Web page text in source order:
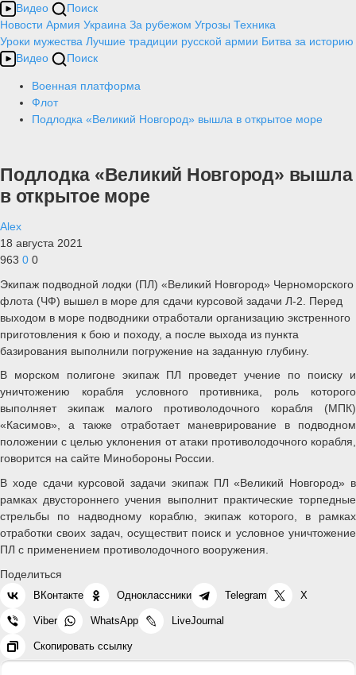
Видео
Поиск
Новости Армия Украина За рубежом Угрозы Техника
Уроки мужества Лучшие традиции русской армии Битва за историю
Видео
Поиск
Военная платформа
Флот
Подлодка «Великий Новгород» вышла в открытое море
Подлодка «Великий Новгород» вышла
в открытое море
Alex
18 августа 2021
963 0 0
Экипаж подводной лодки (ПЛ) «Великий Новгород» Черноморского
флота (ЧФ) вышел в море для сдачи курсовой задачи Л-2. Перед
выходом в море подводники отработали организацию экстренного
приготовления к бою и походу, а после выхода из пункта
базирования выполнили погружение на заданную глубину.
В морском полигоне экипаж ПЛ проведет учение по поиску и
уничтожению корабля условного противника, роль которого
выполняет экипаж малого противолодочного корабля (МПК)
«Касимов», а также отработает маневрирование в подводном
положении с целью уклонения от атаки противолодочного корабля,
говорится на сайте Минобороны России.
В ходе сдачи курсовой задачи экипаж ПЛ «Великий Новгород» в
рамках двустороннего учения выполнит практические торпедные
стрельбы по надводному кораблю, экипаж которого, в рамках
отработки своих задач, осуществит поиск и условное уничтожение
ПЛ с применением противолодочного вооружения.
Поделиться
ВКонтакте Одноклассники Telegram X
Viber WhatsApp LiveJournal
Скопировать ссылку